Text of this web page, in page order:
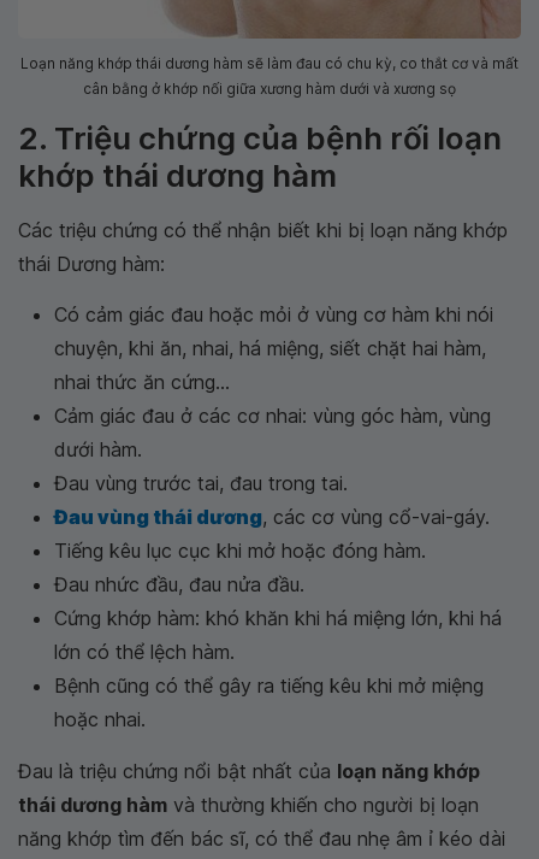
Loạn năng khớp thái dương hàm sẽ làm đau có chu kỳ, co thắt cơ và mất
cân bằng ở khớp nối giữa xương hàm dưới và xương sọ
2. Triệu chứng của bệnh rối loạn
khớp thái dương hàm
Các triệu chứng có thể nhận biết khi bị loạn năng khớp
thái Dương hàm:
Có cảm giác đau hoặc mỏi ở vùng cơ hàm khi nói
chuyện, khi ăn, nhai, há miệng, siết chặt hai hàm,
nhai thức ăn cứng...
Cảm giác đau ở các cơ nhai: vùng góc hàm, vùng
dưới hàm.
Đau vùng trước tai, đau trong tai.
Đau vùng thái dương, các cơ vùng cổ-vai-gáy.
Tiếng kêu lục cục khi mở hoặc đóng hàm.
Đau nhức đầu, đau nửa đầu.
Cứng khớp hàm: khó khăn khi há miệng lớn, khi há
lớn có thể lệch hàm.
Bệnh cũng có thể gây ra tiếng kêu khi mở miệng
hoặc nhai.
Đau là triệu chứng nổi bật nhất của loạn năng khớp
thái dương hàm và thường khiến cho người bị loạn
năng khớp tìm đến bác sĩ, có thể đau nhẹ âm ỉ kéo dài